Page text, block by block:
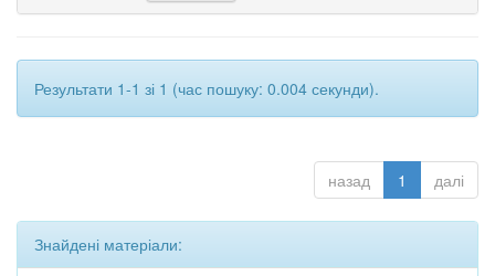
Результати 1-1 зі 1 (час пошуку: 0.004 секунди).
назад 1 далі
Знайдені матеріали: